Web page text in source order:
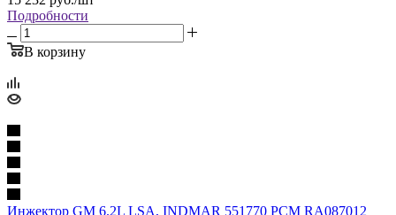
Подробности
В корзину
Инжектор GM 6.2L LSA, INDMAR 551770 PCM RA087012